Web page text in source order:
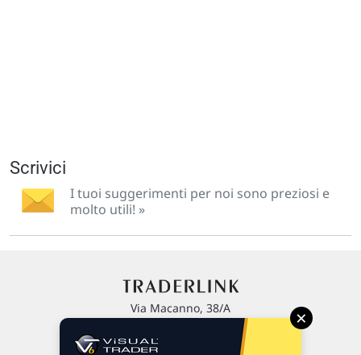
Scrivici
I tuoi suggerimenti per noi sono preziosi e
molto utili! »
Via Macanno, 38/A
P.IVA 02 452 460 401
×